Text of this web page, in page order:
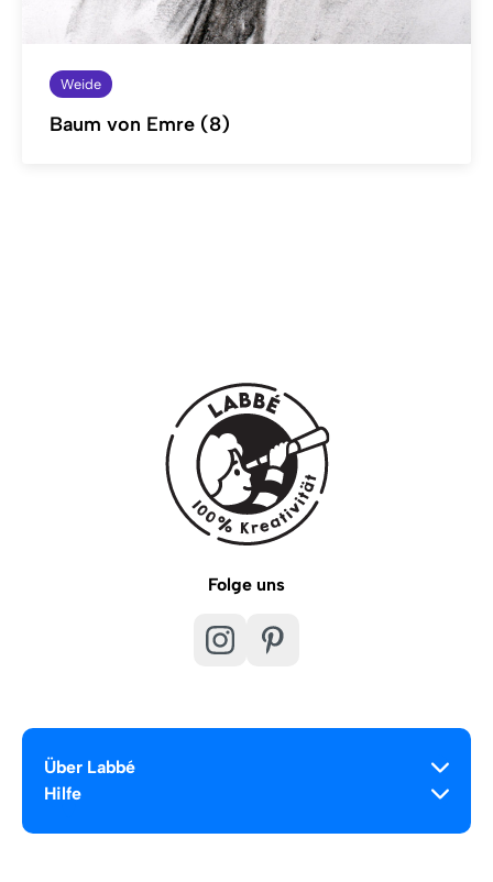
Weide
Baum von Emre (8)
Folge uns
Über Labbé
Hilfe